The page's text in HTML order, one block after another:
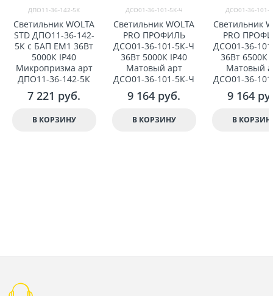
ДПО11-36-142-5К
Светильник WOLTA
STD ДПО11-36-142-
5К с БАП EM1 36Вт
5000К IP40
Микропризма арт
ДПО11-36-142-5К
7 221 руб.
В КОРЗИНУ
ДСО01-36-101-5К-Ч
Светильник WOLTA
PRO ПРОФИЛЬ
ДСО01-36-101-5К-Ч
36Вт 5000К IP40
Матовый арт
ДСО01-36-101-5К-Ч
9 164 руб.
В КОРЗИНУ
ДСО01-36-101-
Светильник
PRO
ДСО01-36-
36Вт 6500К
Матовый
ДСО01-36-
9 164
В